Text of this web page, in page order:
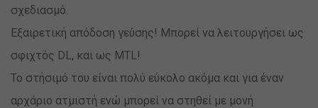
σχεδιασμό.
Eξαιρετική απόδοση γεύσης! Μπορεί να λειτουργήσει ως
σφιχτός DL, και ως MTL!
Το στήσιμό του είναι πολύ εύκολο ακόμα και για έναν
αρχάριο ατμιστή ενώ μπορεί να στηθεί με μονή